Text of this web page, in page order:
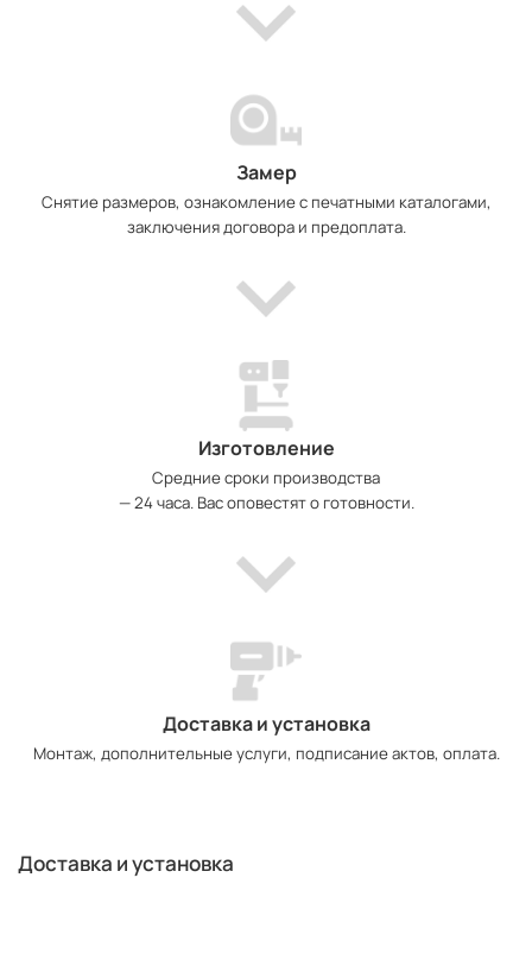
Замер
Снятие размеров, ознакомление с печатными каталогами,
заключения договора и предоплата.
Изготовление
Средние сроки производства
— 24 часа. Вас оповестят о готовности.
Доставка и установка
Монтаж, дополнительные услуги, подписание актов, оплата.
Доставка и установка